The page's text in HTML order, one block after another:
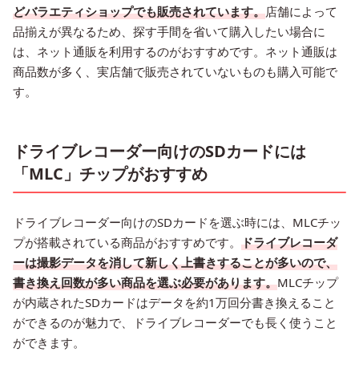
どバラエティショップでも販売されています。店舗によって
品揃えが異なるため、探す手間を省いて購入したい場合に
は、ネット通販を利用するのがおすすめです。ネット通販は
商品数が多く、実店舗で販売されていないものも購入可能で
す。
ドライブレコーダー向けのSDカードには
「MLC」チップがおすすめ
ドライブレコーダー向けのSDカードを選ぶ時には、MLCチッ
プが搭載されている商品がおすすめです。 ドライブレコーダ
ーは撮影データを消して新しく上書きすることが多いので、
書き換え回数が多い商品を選ぶ必要があります。MLCチップ
が内蔵されたSDカードはデータを約1万回分書き換えること
ができるのが魅力で、ドライブレコーダーでも長く使うこと
ができます。